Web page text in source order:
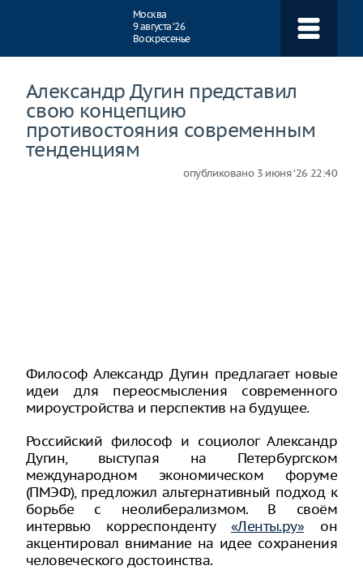
Москва
9 августа ‘26
Воскресенье
Александр Дугин представил
свою концепцию
противостояния современным
тенденциям
опубликовано 3 июня ‘26 22:40
Философ Александр Дугин предлагает новые
идеи для переосмысления современного
мироустройства и перспектив на будущее.
Российский философ и социолог Александр
Дугин, выступая на Петербургском
международном экономическом форуме
(ПМЭФ), предложил альтернативный подход к
борьбе с неолиберализмом. В своём
интервью корреспонденту«Ленты.ру» он
акцентировал внимание на идее сохранения
человеческого достоинства.